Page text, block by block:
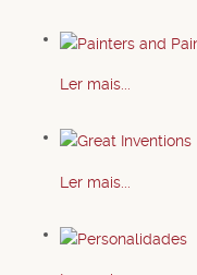
Ler mais...
Ler mais...